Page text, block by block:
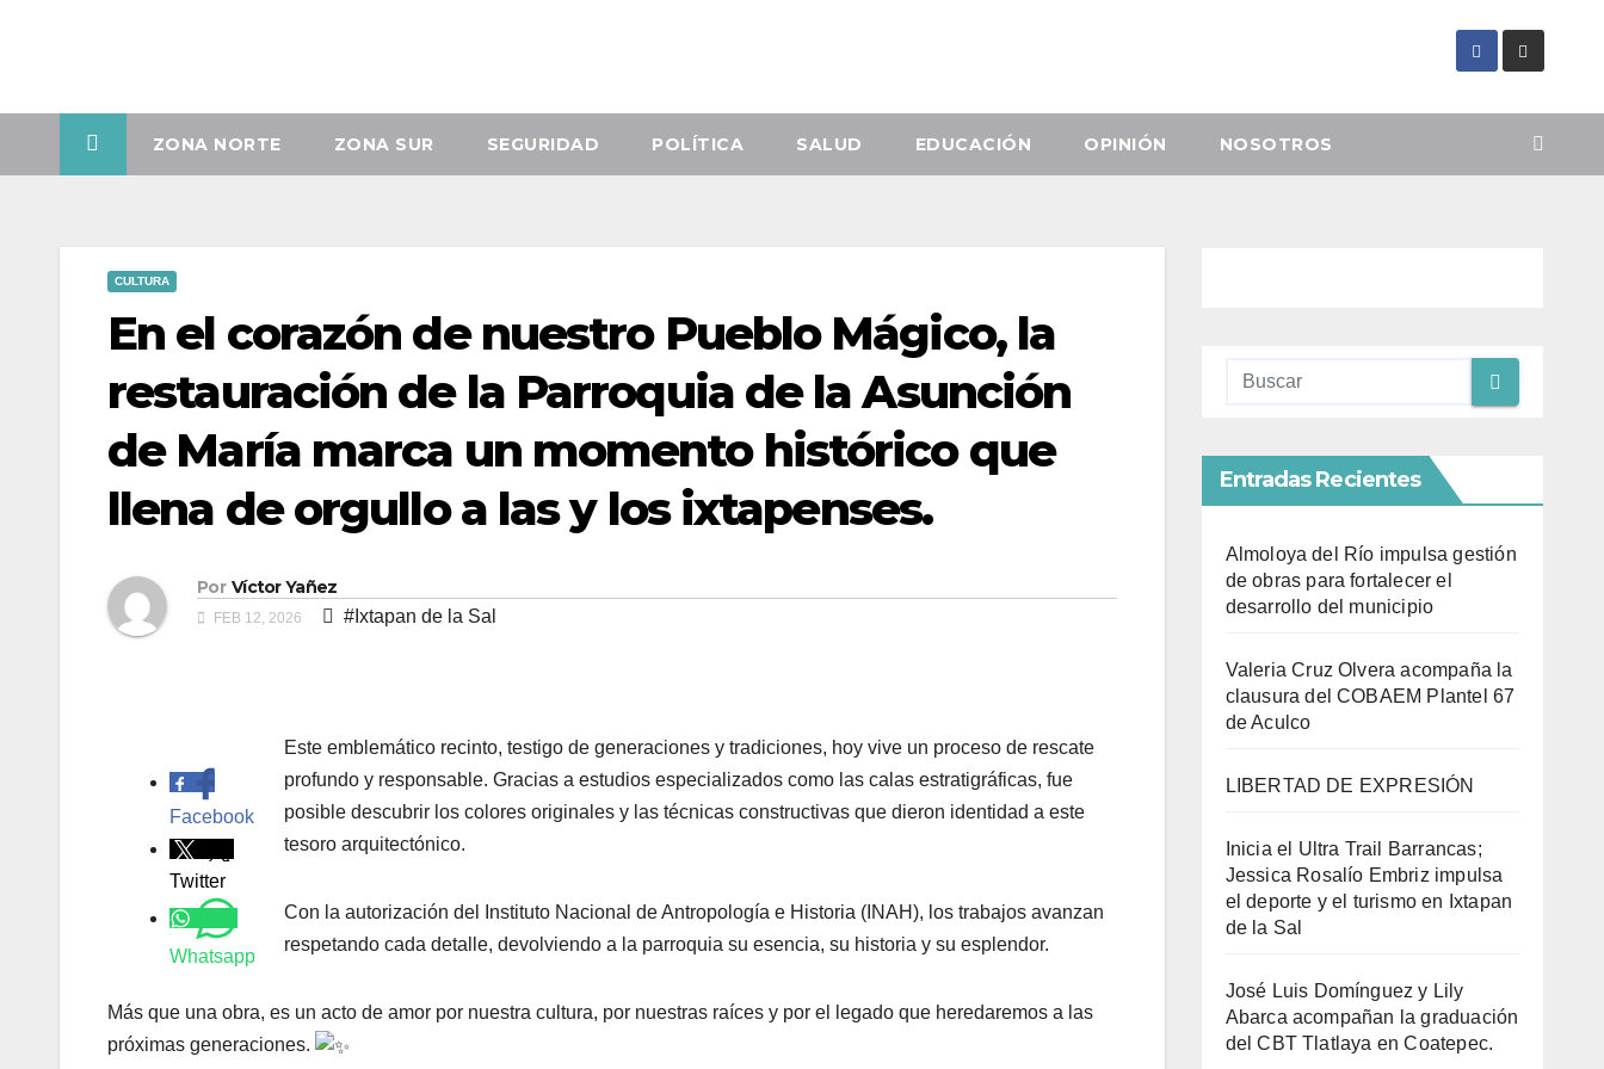
ZONA NORTE ZONA SUR SEGURIDAD POLÍTICA SALUD EDUCACIÓN OPINIÓN NOSOTROS
CULTURA
En el corazón de nuestro Pueblo Mágico, la
restauración de la Parroquia de la Asunción
de María marca un momento histórico que
llena de orgullo a las y los ixtapenses.
Por Víctor Yañez
FEB 12, 2026 #Ixtapan de la Sal
Facebook
Twitter
Whatsapp
Este emblemático recinto, testigo de generaciones y tradiciones, hoy vive un proceso de rescate
profundo y responsable. Gracias a estudios especializados como las calas estratigráficas, fue
posible descubrir los colores originales y las técnicas constructivas que dieron identidad a este
tesoro arquitectónico.
Con la autorización del Instituto Nacional de Antropología e Historia (INAH), los trabajos avanzan
respetando cada detalle, devolviendo a la parroquia su esencia, su historia y su esplendor.
Más que una obra, es un acto de amor por nuestra cultura, por nuestras raíces y por el legado que heredaremos a las
próximas generaciones.
Entradas Recientes
Almoloya del Río impulsa gestión
de obras para fortalecer el
desarrollo del municipio
Valeria Cruz Olvera acompaña la
clausura del COBAEM Plantel 67
de Aculco
LIBERTAD DE EXPRESIÓN
Inicia el Ultra Trail Barrancas;
Jessica Rosalío Embriz impulsa
el deporte y el turismo en Ixtapan
de la Sal
José Luis Domínguez y Lily
Abarca acompañan la graduación
del CBT Tlatlaya en Coatepec.